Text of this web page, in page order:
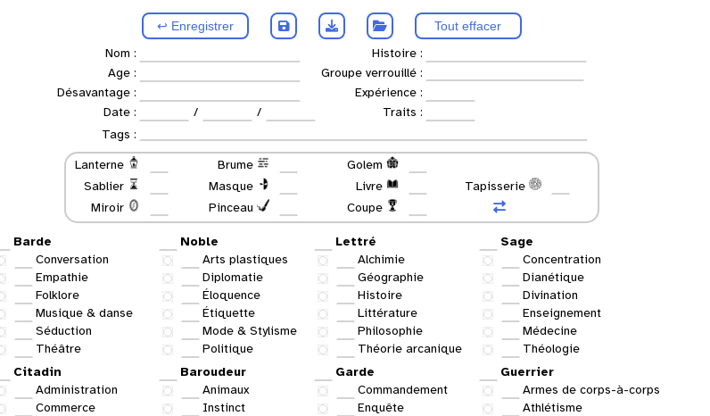
↩ Enregistrer Tout effacer
Nom :
Histoire :
Age :
Groupe verrouillé :
Désavantage :
Expérience :
Date :
/ /
Traits :
Tags :
Lanterne
Brume
Golem
Sablier
Masque Livre
Tapisserie
Miroir
Pinceau Coupe
Barde
Conversation
Empathie
Folklore
Musique & danse
Séduction
Théâtre
Noble
Arts plastiques
Diplomatie
Éloquence
Étiquette
Mode & Stylisme
Politique
Lettré
Alchimie
Géographie
Histoire
Littérature
Philosophie
Théorie arcanique
Sage
Concentration
Dianétique
Divination
Enseignement
Médecine
Théologie
Citadin
Administration
Commerce
Baroudeur
Animaux
Instinct
Garde
Commandement
Enquête
Guerrier
Armes de corps-à-corps
Athlétisme